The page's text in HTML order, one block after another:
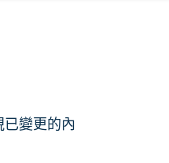
變更的內